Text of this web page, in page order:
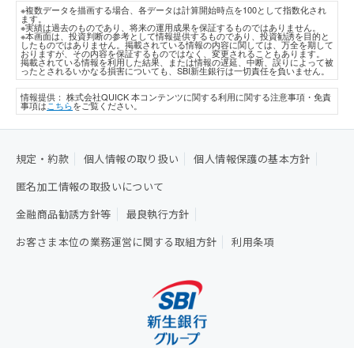
※複数データを描画する場合、各データは計算開始時点を100として指数化され
ます。
※実績は過去のものであり、将来の運用成果を保証するものではありません。
※本画面は、投資判断の参考として情報提供するものであり、投資勧誘を目的と
したものではありません。掲載されている情報の内容に関しては、万全を期して
おりますが、その内容を保証するものではなく、変更されることもあります。
掲載されている情報を利用した結果、または情報の遅延、中断、誤りによって被
ったとされるいかなる損害についても、SBI新生銀行は一切責任を負いません。
情報提供： 株式会社QUICK本コンテンツに関する利用に関する注意事項・免責
事項はこちらをご覧ください。
規定・約款 個人情報の取り扱い 個人情報保護の基本方針
匿名加工情報の取扱いについて
金融商品勧誘方針等 最良執行方針
お客さま本位の業務運営に関する取組方針 利用条項